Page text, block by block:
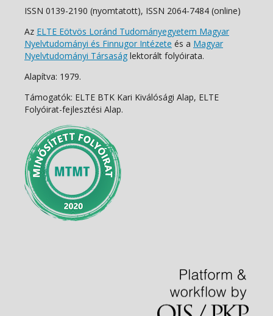
ISSN 0139-2190 (nyomtatott), ISSN 2064-7484 (online)
Az ELTE Eötvös Loránd Tudományegyetem Magyar
Nyelvtudományi és Finnugor Intézete és a Magyar
Nyelvtudományi Társaság lektorált folyóirata.
Alapítva: 1979.
Támogatók: ELTE BTK Kari Kiválósági Alap, ELTE
Folyóirat-fejlesztési Alap.